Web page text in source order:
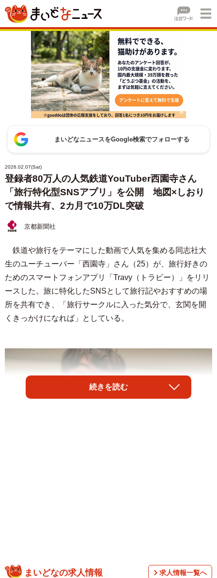
まいどなニュースをGoogle検索でフォローする
2026.02.07(Sat)
登録者80万人の人気鉄道YouTuber西園寺さん
「旅行特化型SNSアプリ」を公開 地図×しおり
で情報共有、2カ月で10万DL突破
京都新聞社
鉄道や旅行をテーマにした動画で人気を集める同志社大
生のユーチューバー「西園寺」さん（25）が、旅行好きの
ためのスマートフォンアプリ「Travy（トラビー）」をリリ
ースした。旅に特化したSNSとして旅行記やおすすめの場
所を共有でき、「旅行サークルに入った気分で、玄関を開
くきっかけになれば」としている。
続きを読む
まいどなの求人情報 求人情報一覧へ